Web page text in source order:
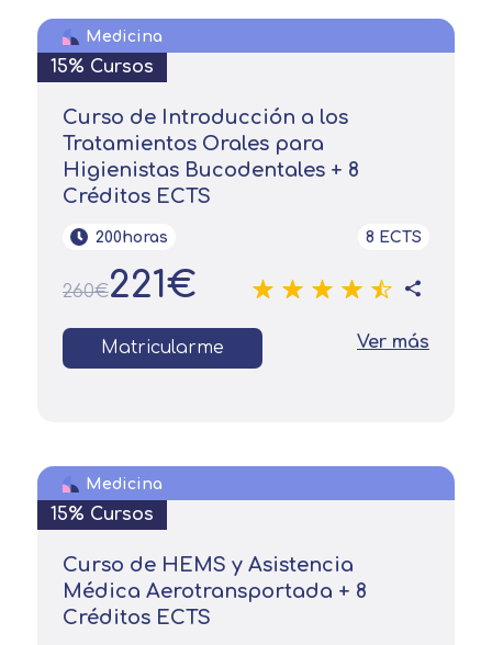
Medicina
15% Cursos
Curso de Introducción a los
Tratamientos Orales para
Higienistas Bucodentales + 8
Créditos ECTS
200horas 8 ECTS
260€221€
Matricularme Ver más
Medicina
15% Cursos
Curso de HEMS y Asistencia
Médica Aerotransportada + 8
Créditos ECTS